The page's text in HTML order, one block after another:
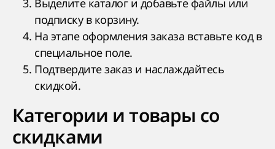
Выделите каталог и добавьте файлы или
подписку в корзину.
На этапе оформления заказа вставьте код в
специальное поле.
Подтвердите заказ и наслаждайтесь
скидкой.
Категории и товары со
скидками